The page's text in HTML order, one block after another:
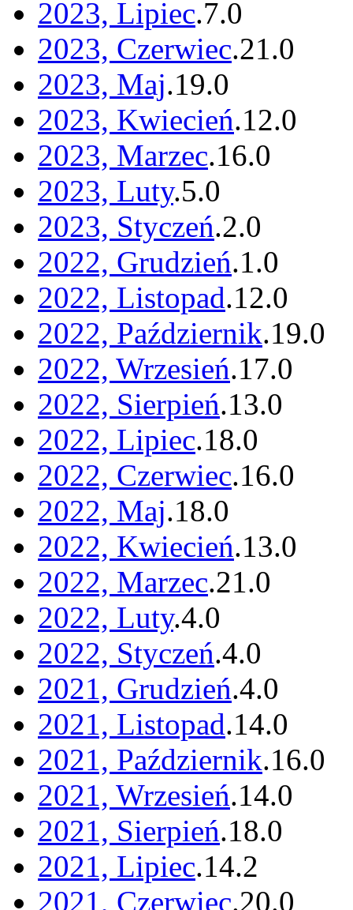
2023, Lipiec.7.0
2023, Czerwiec.21.0
2023, Maj.19.0
2023, Kwiecień.12.0
2023, Marzec.16.0
2023, Luty.5.0
2023, Styczeń.2.0
2022, Grudzień.1.0
2022, Listopad.12.0
2022, Październik.19.0
2022, Wrzesień.17.0
2022, Sierpień.13.0
2022, Lipiec.18.0
2022, Czerwiec.16.0
2022, Maj.18.0
2022, Kwiecień.13.0
2022, Marzec.21.0
2022, Luty.4.0
2022, Styczeń.4.0
2021, Grudzień.4.0
2021, Listopad.14.0
2021, Październik.16.0
2021, Wrzesień.14.0
2021, Sierpień.18.0
2021, Lipiec.14.2
2021, Czerwiec.20.0